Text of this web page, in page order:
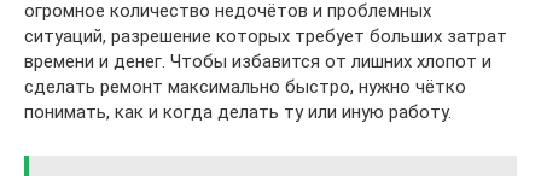
огромное количество недочётов и проблемных
ситуаций, разрешение которых требует больших затрат
времени и денег. Чтобы избавится от лишних хлопот и
сделать ремонт максимально быстро, нужно чётко
понимать, как и когда делать ту или иную работу.